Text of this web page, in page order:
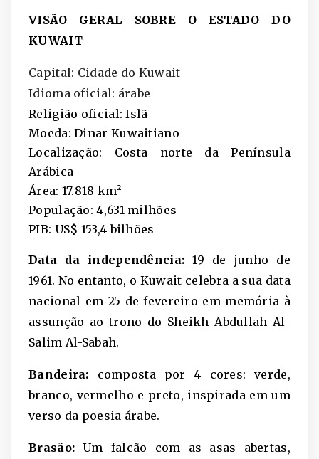
VISÃO GERAL SOBRE O ESTADO DO
KUWAIT
Capital: Cidade do Kuwait
Idioma oficial: árabe
Religião oficial: Islã
Moeda: Dinar Kuwaitiano
Localização: Costa norte da Península
Arábica
Área: 17.818 km²
População: 4,631 milhões
PIB: US$ 153,4 bilhões
Data da independência:19 de junho de
1961. No entanto, o Kuwait celebra a sua data
nacional em 25 de fevereiro em memória à
assunção ao trono do Sheikh Abdullah Al-
Salim Al-Sabah.
Bandeira: composta por 4 cores: verde,
branco, vermelho e preto, inspirada em um
verso da poesia árabe.
Brasão: Um falcão com as asas abertas,